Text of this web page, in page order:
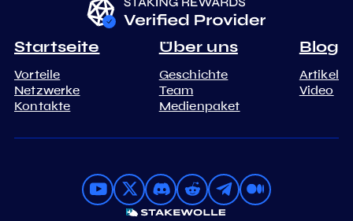
Startseite
Vorteile
Netzwerke
Kontakte
Über uns
Geschichte
Team
Medienpaket
Blog
Artikel
Video